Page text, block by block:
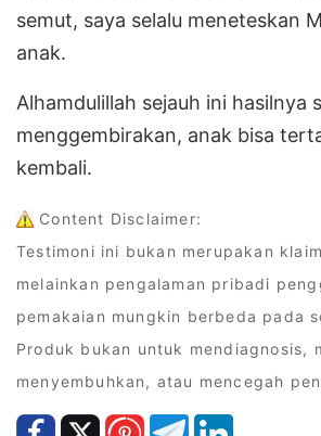
semut, saya selalu meneteskan
anak.
Alhamdulillah sejauh ini hasilnya
menggembirakan, anak bisa
kembali.
Content Disclaimer:
Testimoni ini bukan merupakan
melainkan pengalaman pribadi
pemakaian mungkin berbeda pada
Produk bukan untuk mendiagnosis,
menyembuhkan, atau mencegah